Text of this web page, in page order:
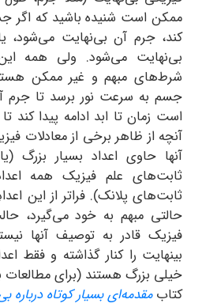
ممکن است شنیده باشید که اگر
کند، جرم آن بی‌نهایت می‌شود،
بی‌نهایت می‌شود. ولی همه
شرط‌های مبهم و غیر ممکن
جسم به سرعت نور برسد تا جرم
است زمان تا ابد ادامه پیدا کند
آنچه از ظاهر برخی از معادلات
آنها حاوی اعداد بسیار بزرگ
ثابت‌های علم فیزیک همه
ثابت‌های پلانک). فراتر از این
حالتی مبهم به خود می‌گیرد،
فیزیک قادر به توصیف آنها
بینهایت را کنار گذاشته و فقط
خیلی بزرگ هستند (برای مطالعات
کتاب مقدمه‌ای بسیار کوتاه درباره